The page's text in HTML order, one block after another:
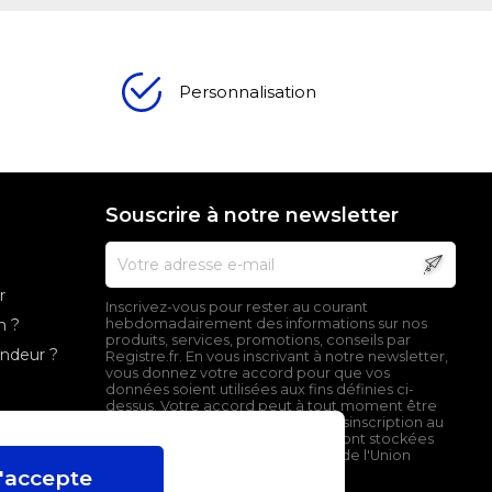
Personnalisation
?
?
Souscrire à notre newsletter
Inscrivez-vous pour rester au courant
hebdomadairement des informations sur nos
produits, services, promotions, conseils par
Registre.fr. En vous inscrivant à notre newsletter,
vous donnez votre accord pour que vos
données soient utilisées aux fins définies ci-
dessus. Votre accord peut à tout moment être
retiré en cliquant sur le lien de désinscription au
bas de nos emails. Ces données sont stockées
sur un serveur localisé en dehors de l'Union